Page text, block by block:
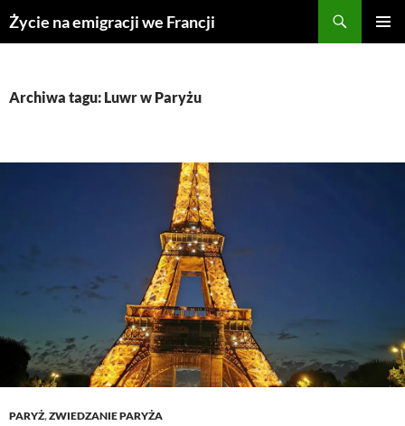
Przejdź
doŻycie na emigracji we Francji
Archiwa tagu: Luwr w Paryżu
PARYŻ,ZWIEDZANIE PARYŻA